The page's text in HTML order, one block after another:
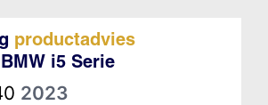
Producten
productadvies
i5 Serie
2023